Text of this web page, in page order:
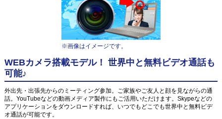
※画像はイメージです。
WEBカメラ搭載モデル！ 世界中と無料ビデオ通話も
可能♪
外出先・出張先からのミーティング参加。ご家族やご友人と顔を見ながらの通
話。YouTubeなどの動画メディア製作にもご活用いただけます。Skypeなどの
アプリケーションをダウンロードすれば、いつでもどこでも世界中と無料ビデ
オ通話が可能です。